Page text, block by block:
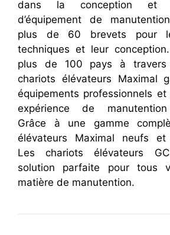
dans la conception et
d’équipement de
plus de 60 brevets pour
techniques et leur
plus de 100 pays à
chariots élévateurs Maximal
équipements professionnels
expérience de manutention
Grâce à une gamme
élévateurs Maximal neufs et
Les chariots élévateurs
solution parfaite pour tous
matière de manutention.